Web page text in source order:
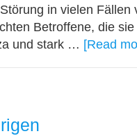
in vielen Fällen
Betroffene, die
und stark … [Read